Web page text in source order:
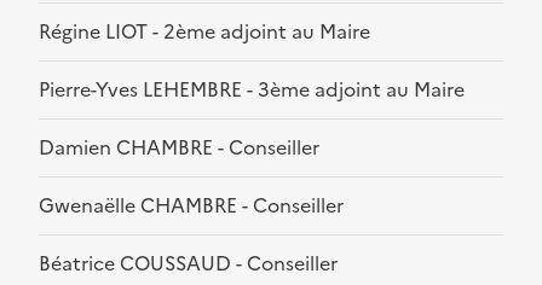
Régine LIOT - 2ème adjoint au Maire
Pierre-Yves LEHEMBRE - 3ème adjoint au Maire
Damien CHAMBRE - Conseiller
Gwenaëlle CHAMBRE - Conseiller
Béatrice COUSSAUD - Conseiller